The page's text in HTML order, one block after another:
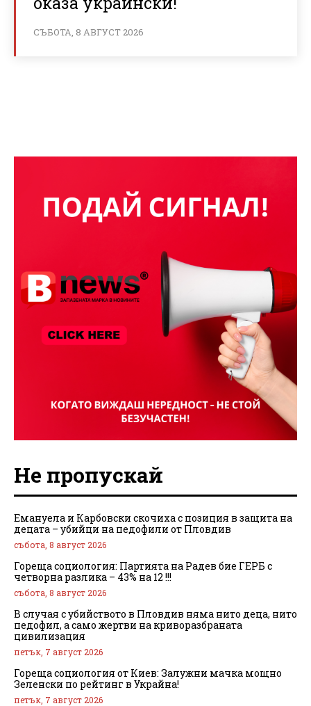
СЪБОТА, 8 АВГУСТ 2026
Не пропускай
Емануела и Карбовски скочиха с позиция в защита на
децата – убийци на педофили от Пловдив
събота, 8 август 2026
Гореща социология: Партията на Радев бие ГЕРБ с
четворна разлика – 43% на 12 !!!
събота, 8 август 2026
В случая с убийството в Пловдив няма нито деца, нито
педофил, а само жертви на криворазбраната
цивилизация
петък, 7 август 2026
Гореща социология от Киев: Залужни мачка мощно
Зеленски по рейтинг в Украйна!
петък, 7 август 2026